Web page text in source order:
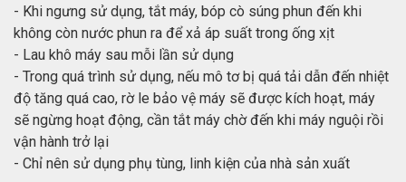
- Khi ngưng sử dụng, tắt máy, bóp cò súng phun đến khi
không còn nước phun ra để xả áp suất trong ống xịt
- Lau khô máy sau mỗi lần sử dụng
- Trong quá trình sử dụng, nếu mô tơ bị quá tải dẫn đến nhiệt
độ tăng quá cao, rờ le bảo vệ máy sẽ được kích hoạt, máy
sẽ ngừng hoạt động, cần tắt máy chờ đến khi máy nguội rồi
vận hành trở lại
- Chỉ nên sử dụng phụ tùng, linh kiện của nhà sản xuất